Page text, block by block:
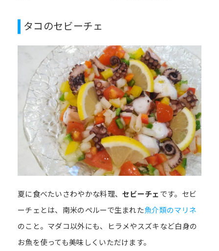
タコのセビーチェ
夏に食べたいさわやかな料理、セビーチェ です。セビ
ーチェとは、南米のペルーで生まれた魚介類のマリネ
のこと。マダコ以外にも、ヒラメやスズキなど白身の
お魚を使っても美味しくいただけます。